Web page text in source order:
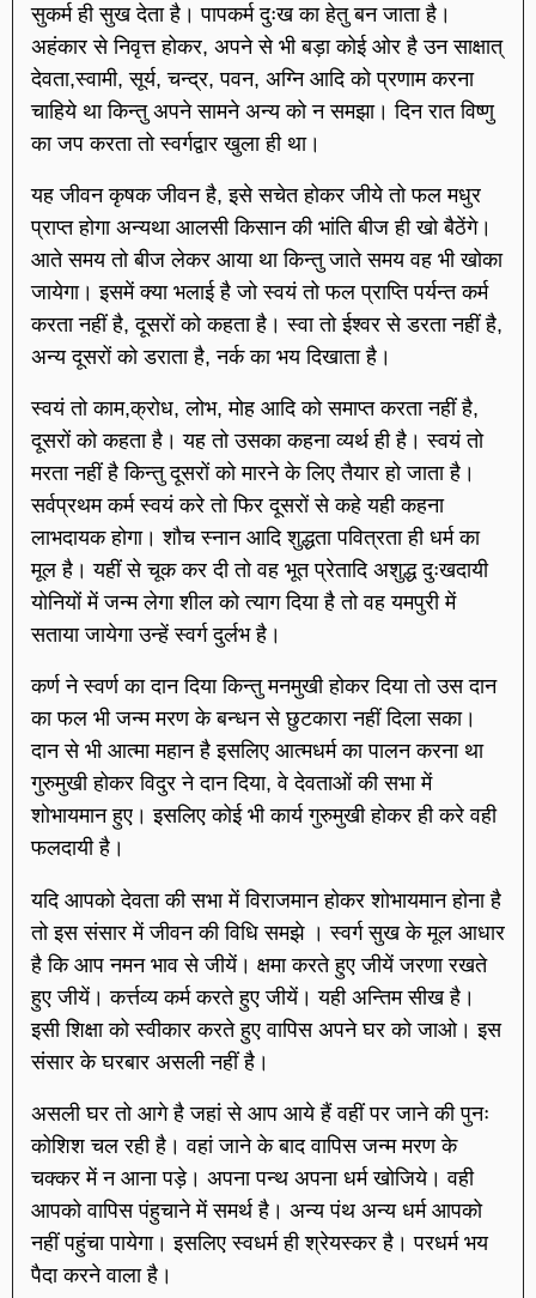
सुकर्म ही सुख देता है। पापकर्म दुःख का हेतु बन जाता है।
अहंकार से निवृत्त होकर, अपने से भी बड़ा कोई ओर है उन साक्षात्
देवता,स्वामी, सूर्य, चन्द्र, पवन, अग्नि आदि को प्रणाम करना
चाहिये था किन्तु अपने सामने अन्य को न समझा। दिन रात विष्णु
का जप करता तो स्वर्गद्वार खुला ही था।
यह जीवन कृषक जीवन है, इसे सचेत होकर जीये तो फल मधुर
प्राप्त होगा अन्यथा आलसी किसान की भांति बीज ही खो बैठेंगे।
आते समय तो बीज लेकर आया था किन्तु जाते समय वह भी खोका
जायेगा। इसमें क्या भलाई है जो स्वयं तो फल प्राप्ति पर्यन्त कर्म
करता नहीं है, दूसरों को कहता है। स्वा तो ईश्वर से डरता नहीं है,
अन्य दूसरों को डराता है, नर्क का भय दिखाता है।
स्वयं तो काम,क्रोध, लोभ, मोह आदि को समाप्त करता नहीं है,
दूसरों को कहता है। यह तो उसका कहना व्यर्थ ही है। स्वयं तो
मरता नहीं है किन्तु दूसरों को मारने के लिए तैयार हो जाता है।
सर्वप्रथम कर्म स्वयं करे तो फिर दूसरों से कहे यही कहना
लाभदायक होगा। शौच स्नान आदि शुद्धता पवित्रता ही धर्म का
मूल है। यहीं से चूक कर दी तो वह भूत प्रेतादि अशुद्ध दुःखदायी
योनियों में जन्म लेगा शील को त्याग दिया है तो वह यमपुरी में
सताया जायेगा उन्हें स्वर्ग दुर्लभ है।
कर्ण ने स्वर्ण का दान दिया किन्तु मनमुखी होकर दिया तो उस दान
का फल भी जन्म मरण के बन्धन से छुटकारा नहीं दिला सका।
दान से भी आत्मा महान है इसलिए आत्मधर्म का पालन करना था
गुरुमुखी होकर विदुर ने दान दिया, वे देवताओं की सभा में
शोभायमान हुए। इसलिए कोई भी कार्य गुरुमुखी होकर ही करे वही
फलदायी है।
यदि आपको देवता की सभा में विराजमान होकर शोभायमान होना है
तो इस संसार में जीवन की विधि समझे । स्वर्ग सुख के मूल आधार
है कि आप नमन भाव से जीयें। क्षमा करते हुए जीयें जरणा रखते
हुए जीयें। कर्त्तव्य कर्म करते हुए जीयें। यही अन्तिम सीख है।
इसी शिक्षा को स्वीकार करते हुए वापिस अपने घर को जाओ। इस
संसार के घरबार असली नहीं है।
असली घर तो आगे है जहां से आप आये हैं वहीं पर जाने की पुनः
कोशिश चल रही है। वहां जाने के बाद वापिस जन्म मरण के
चक्कर में न आना पड़े। अपना पन्थ अपना धर्म खोजिये। वही
आपको वापिस पंहुचाने में समर्थ है। अन्य पंथ अन्य धर्म आपको
नहीं पहुंचा पायेगा। इसलिए स्वधर्म ही श्रेयस्कर है। परधर्म भय
पैदा करने वाला है।